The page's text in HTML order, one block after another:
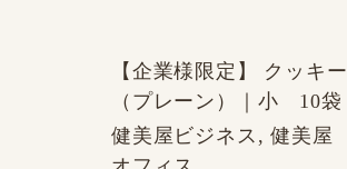
【企業様限定】 クッキー
（プレーン）｜小 10袋
健美屋ビジネス, 健美屋